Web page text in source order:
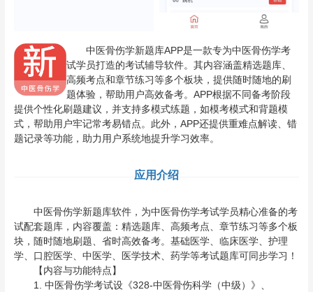
中医骨伤学新题库APP是一款专为中医骨伤学考
试学员打造的考试辅导软件。其内容涵盖精选题库、
高频考点和章节练习等多个板块，提供随时随地的刷
题体验，帮助用户高效备考。APP根据不同备考阶段
提供个性化刷题建议，并支持多模式练题，如模考模式和背题模
式，帮助用户牢记常考易错点。此外，APP还提供重难点解读、错
题记录等功能，助力用户系统地提升学习效率。
应用介绍
中医骨伤学新题库软件，为中医骨伤学考试学员精心准备的考
试配套题库，内容覆盖：精选题库、高频考点、章节练习等多个板
块，随时随地刷题、省时高效备考。基础医学、临床医学、护理
学、口腔医学、中医学、医学技术、药学等考试题库可同步学习！
【内容与功能特点】
1. 中医骨伤学考试设《328-中医骨伤科学（中级）》、